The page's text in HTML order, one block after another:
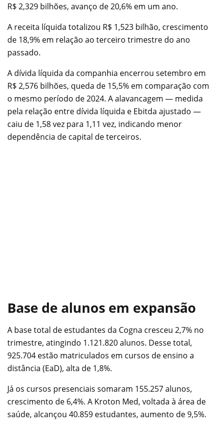
R$ 2,329 bilhões, avanço de 20,6% em um ano.
A receita líquida totalizou R$ 1,523 bilhão, crescimento
de 18,9% em relação ao terceiro trimestre do ano
passado.
A dívida líquida da companhia encerrou setembro em
R$ 2,576 bilhões, queda de 15,5% em comparação com
o mesmo período de 2024. A alavancagem — medida
pela relação entre dívida líquida e Ebitda ajustado —
caiu de 1,58 vez para 1,11 vez, indicando menor
dependência de capital de terceiros.
Base de alunos em expansão
A base total de estudantes da Cogna cresceu 2,7% no
trimestre, atingindo 1.121.820 alunos. Desse total,
925.704 estão matriculados em cursos de ensino a
distância (EaD), alta de 1,8%.
Já os cursos presenciais somaram 155.257 alunos,
crescimento de 6,4%. A Kroton Med, voltada à área de
saúde, alcançou 40.859 estudantes, aumento de 9,5%.